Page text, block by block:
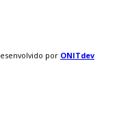
por ONITdev